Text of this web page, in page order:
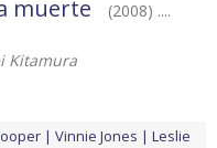
muerte
(2008) ....
Kitamura
Vinnie Jones
Leslie